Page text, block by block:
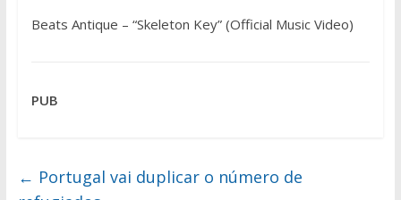
Beats Antique – “Skeleton Key” (Official Music Video)
PUB
← Portugal vai duplicar o número de